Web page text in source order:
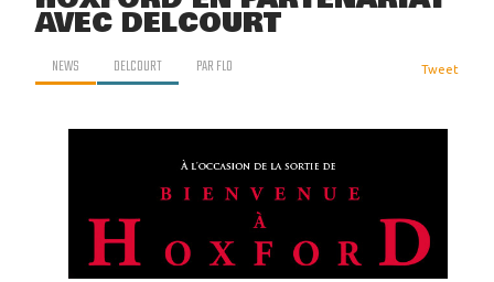
AVEC DELCOURT
NEWS DELCOURT PARFLO Tweet